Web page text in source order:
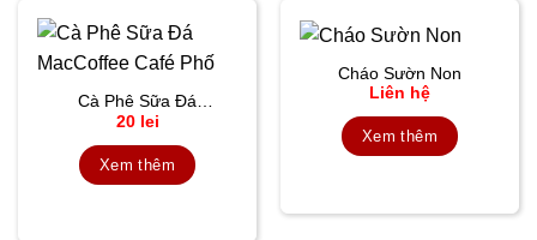
Cà Phê Sữa Đá
MacCoffee Café Phố
20 lei
Xem thêm
Cháo Sườn Non
Liên hệ
Xem thêm